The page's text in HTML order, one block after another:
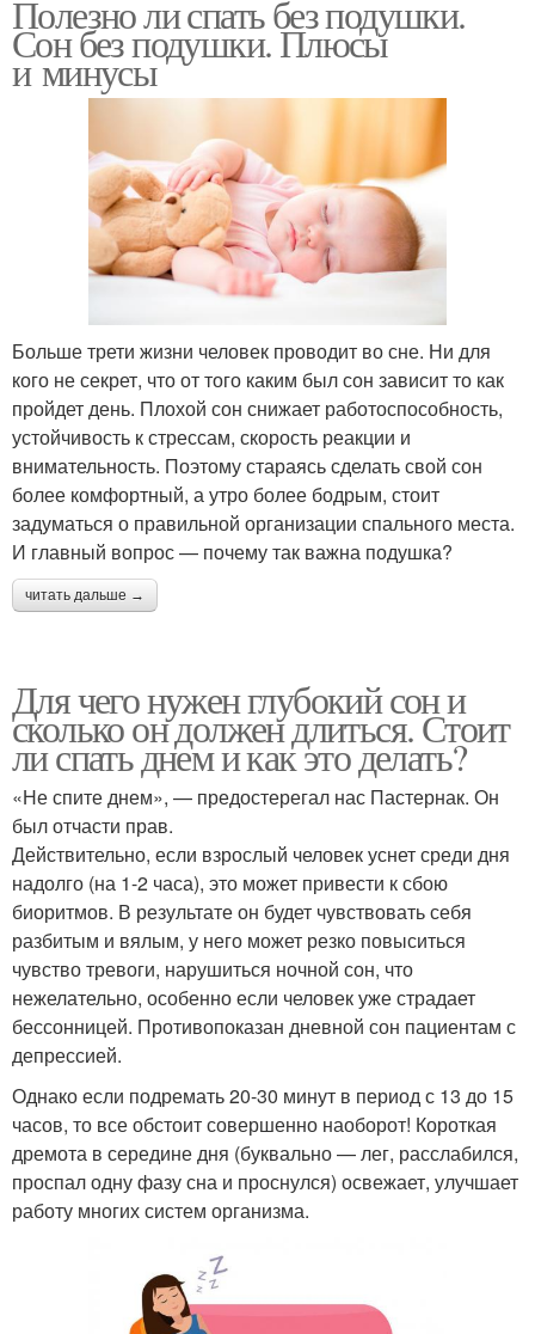
Полезно ли спать без подушки.
Сон без подушки. Плюсы
и минусы
Больше трети жизни человек проводит во сне. Ни для
кого не секрет, что от того каким был сон зависит то как
пройдет день. Плохой сон снижает работоспособность,
устойчивость к стрессам, скорость реакции и
внимательность. Поэтому стараясь сделать свой сон
более комфортный, а утро более бодрым, стоит
задуматься о правильной организации спального места.
И главный вопрос — почему так важна подушка?
читать дальше →
Для чего нужен глубокий сон и
сколько он должен длиться. Стоит
ли спать днем и как это делать?
«Не спите днем», — предостерегал нас Пастернак. Он
был отчасти прав.
Действительно, если взрослый человек уснет среди дня
надолго (на 1-2 часа), это может привести к сбою
биоритмов. В результате он будет чувствовать себя
разбитым и вялым, у него может резко повыситься
чувство тревоги, нарушиться ночной сон, что
нежелательно, особенно если человек уже страдает
бессонницей. Противопоказан дневной сон пациентам с
депрессией.
Однако если подремать 20-30 минут в период с 13 до 15
часов, то все обстоит совершенно наоборот! Короткая
дремота в середине дня (буквально — лег, расслабился,
проспал одну фазу сна и проснулся) освежает, улучшает
работу многих систем организма.